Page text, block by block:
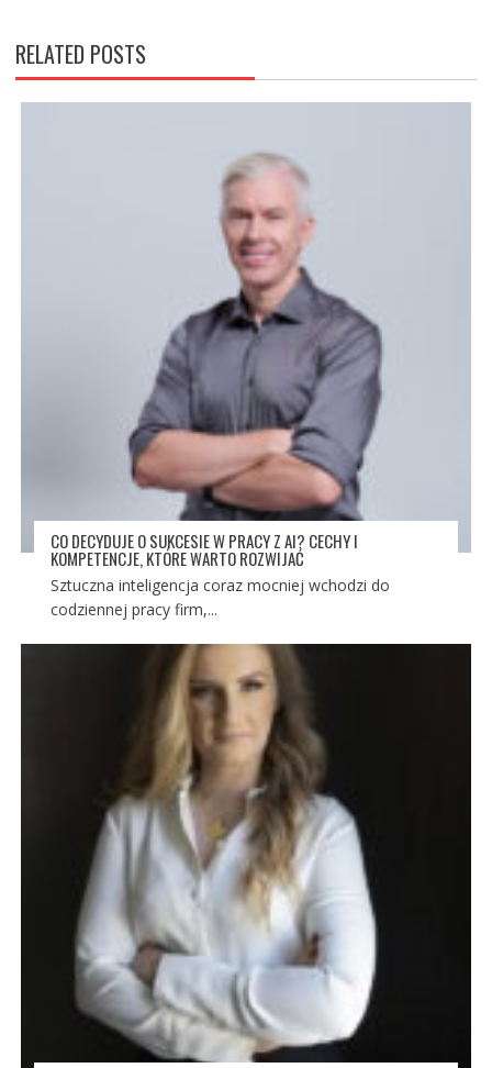
RELATED POSTS
CO DECYDUJE O SUKCESIE W PRACY Z AI? CECHY I
KOMPETENCJE, KTÓRE WARTO ROZWIJAĆ
Sztuczna inteligencja coraz mocniej wchodzi do
codziennej pracy firm,...